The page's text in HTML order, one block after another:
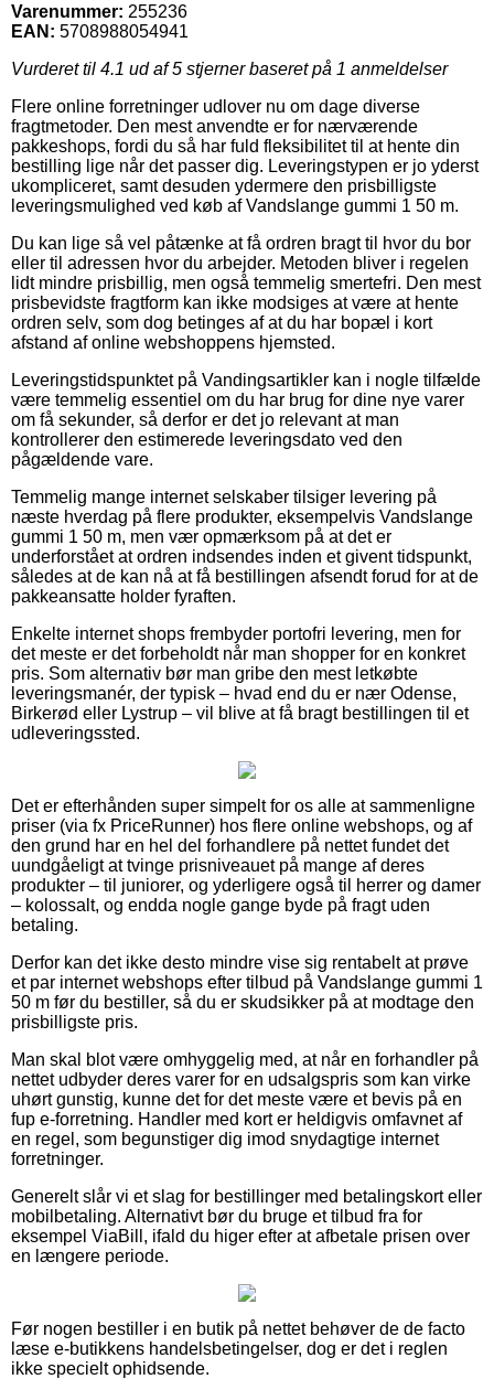
Varenummer: 255236
EAN: 5708988054941
Vurderet til 4.1 ud af 5 stjerner baseret på 1 anmeldelser
Flere online forretninger udlover nu om dage diverse
fragtmetoder. Den mest anvendte er for nærværende
pakkeshops, fordi du så har fuld fleksibilitet til at hente din
bestilling lige når det passer dig. Leveringstypen er jo yderst
ukompliceret, samt desuden ydermere den prisbilligste
leveringsmulighed ved køb af Vandslange gummi 1 50 m.
Du kan lige så vel påtænke at få ordren bragt til hvor du bor
eller til adressen hvor du arbejder. Metoden bliver i regelen
lidt mindre prisbillig, men også temmelig smertefri. Den mest
prisbevidste fragtform kan ikke modsiges at være at hente
ordren selv, som dog betinges af at du har bopæl i kort
afstand af online webshoppens hjemsted.
Leveringstidspunktet på Vandingsartikler kan i nogle tilfælde
være temmelig essentiel om du har brug for dine nye varer
om få sekunder, så derfor er det jo relevant at man
kontrollerer den estimerede leveringsdato ved den
pågældende vare.
Temmelig mange internet selskaber tilsiger levering på
næste hverdag på flere produkter, eksempelvis Vandslange
gummi 1 50 m, men vær opmærksom på at det er
underforstået at ordren indsendes inden et givent tidspunkt,
således at de kan nå at få bestillingen afsendt forud for at de
pakkeansatte holder fyraften.
Enkelte internet shops frembyder portofri levering, men for
det meste er det forbeholdt når man shopper for en konkret
pris. Som alternativ bør man gribe den mest letkøbte
leveringsmanér, der typisk – hvad end du er nær Odense,
Birkerød eller Lystrup – vil blive at få bragt bestillingen til et
udleveringssted.
Det er efterhånden super simpelt for os alle at sammenligne
priser (via fx PriceRunner) hos flere online webshops, og af
den grund har en hel del forhandlere på nettet fundet det
uundgåeligt at tvinge prisniveauet på mange af deres
produkter – til juniorer, og yderligere også til herrer og damer
– kolossalt, og endda nogle gange byde på fragt uden
betaling.
Derfor kan det ikke desto mindre vise sig rentabelt at prøve
et par internet webshops efter tilbud på Vandslange gummi 1
50 m før du bestiller, så du er skudsikker på at modtage den
prisbilligste pris.
Man skal blot være omhyggelig med, at når en forhandler på
nettet udbyder deres varer for en udsalgspris som kan virke
uhørt gunstig, kunne det for det meste være et bevis på en
fup e-forretning. Handler med kort er heldigvis omfavnet af
en regel, som begunstiger dig imod snydagtige internet
forretninger.
Generelt slår vi et slag for bestillinger med betalingskort eller
mobilbetaling. Alternativt bør du bruge et tilbud fra for
eksempel ViaBill, ifald du higer efter at afbetale prisen over
en længere periode.
Før nogen bestiller i en butik på nettet behøver de de facto
læse e-butikkens handelsbetingelser, dog er det i reglen
ikke specielt ophidsende.